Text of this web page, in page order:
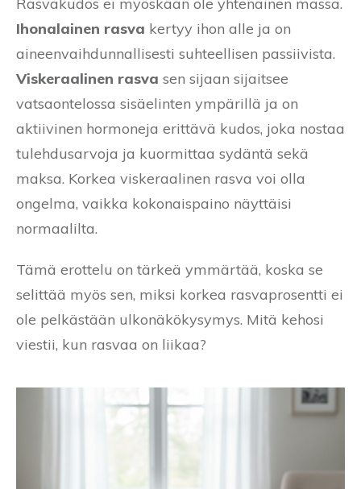
Ihonalainen rasva kertyy ihon alle ja on
aineenvaihdunnallisesti suhteellisen passiivista.
Viskeraalinen rasva sen sijaan sijaitsee
vatsaontelossa sisäelinten ympärillä ja on
aktiivinen hormoneja erittävä kudos, joka nostaa
tulehdusarvoja ja kuormittaa sydäntä sekä
maksa. Korkea viskeraalinen rasva voi olla
ongelma, vaikka kokonaispaino näyttäisi
normaalilta.
Tämä erottelu on tärkeä ymmärtää, koska se
selittää myös sen, miksi korkea rasvaprosentti ei
ole pelkästään ulkonäkökysymys. Mitä kehosi
viestii, kun rasvaa on liikaa?